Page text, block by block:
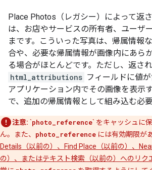
Place Photos（レガシー）によって返
は、お店やサービスの所有者、ユーザ
まです。こういった写真は、帰属情報
合や、必要な帰属情報が画像内にあら
る場合がほとんどです。ただし、返さ
html_attributions フィールドに値
アプリケーション内でその画像を表示
で、追加の帰属情報として組み込む必要
注意: `photo_reference` をキャッシュに
ん。また、 photo_reference には有効期限が
Details（以前の）、Find Place（以前の）、
の）、またはテキスト検索（以前の）へのリク